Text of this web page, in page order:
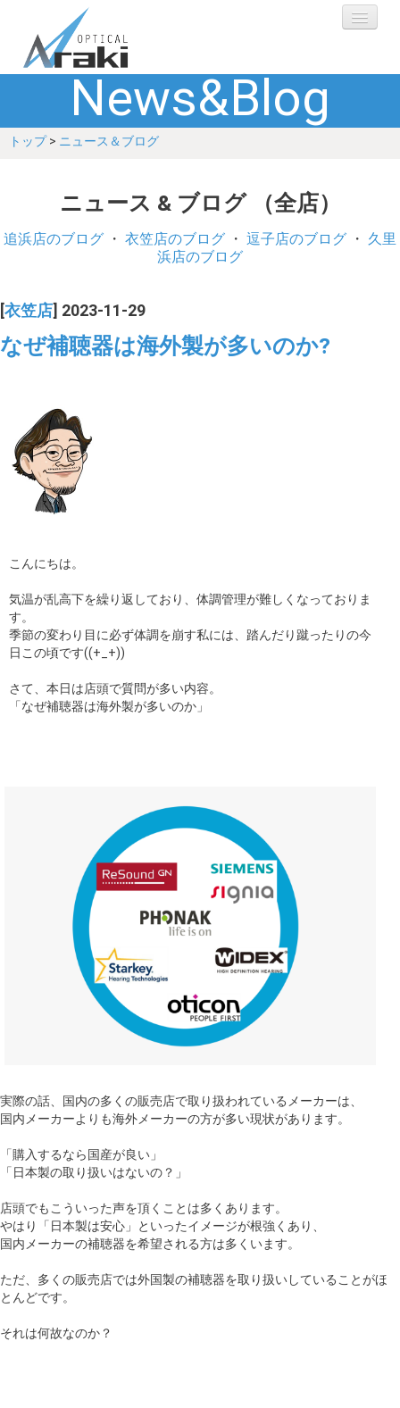
選ばれる理由
ブランド
補聴器
ギャラリー
コラム
ブログ
採用
News&Blog
トップ> ニュース＆ブログ
ニュース & ブログ （全店）
追浜店のブログ ・ 衣笠店のブログ ・ 逗子店のブログ ・ 久里
浜店のブログ
衣笠店 ] 2023-11-29
なぜ補聴器は海外製が多いのか?
こんにちは。
気温が乱高下を繰り返しており、体調管理が難しくなっておりま
す。
季節の変わり目に必ず体調を崩す私には、踏んだり蹴ったりの今
日この頃です((+_+))
さて、本日は店頭で質問が多い内容。
「なぜ補聴器は海外製が多いのか」
実際の話、国内の多くの販売店で取り扱われているメーカーは、
国内メーカーよりも海外メーカーの方が多い現状があります。
「購入するなら国産が良い」
「日本製の取り扱いはないの？」
店頭でもこういった声を頂くことは多くあります。
やはり「日本製は安心」といったイメージが根強くあり、
国内メーカーの補聴器を希望される方は多くいます。
ただ、多くの販売店では外国製の補聴器を取り扱いしていることがほ
とんどです。
それは何故なのか？